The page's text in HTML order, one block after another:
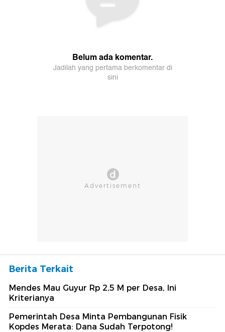
Berita Terkait
Mendes Mau Guyur Rp 2,5 M per Desa, Ini
Kriterianya
Pemerintah Desa Minta Pembangunan Fisik
Kopdes Merata: Dana Sudah Terpotong!